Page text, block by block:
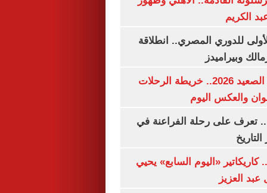
الكريم
للدوري المصري.. انطلاقة
وبيراميدز
مواعيد قطارات الصعيد 2026.. خريطة الرحلات
والعكس اليوم
تعرف على رحلة الفراعنة في
كاريكاتير «اليوم السابع» يحيي
العزيز